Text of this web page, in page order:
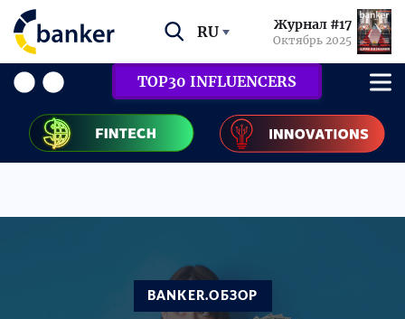
RU Журнал #17
Октябрь 2025
TOP30 INFLUENCERS
BANKER.ОБЗОР